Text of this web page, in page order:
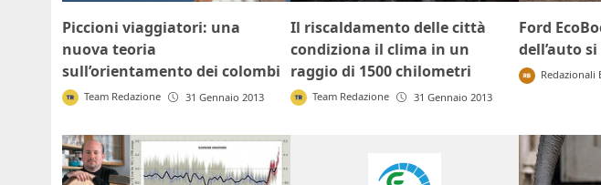
Piccioni viaggiatori: una
nuova teoria
sull’orientamento dei colombi
Team Redazione 31 Gennaio 2013
Il riscaldamento delle città
condiziona il clima in un
raggio di 1500 chilometri
Team Redazione 31 Gennaio 2013
Ford
dell’auto
Redazionali